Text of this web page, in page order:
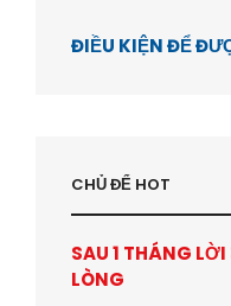
ĐIỀU KIỆN ĐỂ
CHỦ ĐỂ HOT
SAU 1 THÁNG
LÒNG